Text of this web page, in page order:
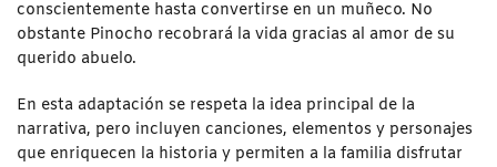
conscientemente hasta convertirse en un muñeco. No
obstante Pinocho recobrará la vida gracias al amor de su
querido abuelo.
En esta adaptación se respeta la idea principal de la
narrativa, pero incluyen canciones, elementos y personajes
que enriquecen la historia y permiten a la familia disfrutar